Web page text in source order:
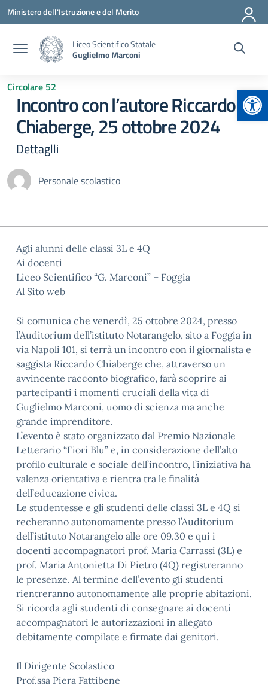
Vai ai contenuti
Vai al menu di navigazione
Vai al footer
Ministero dell'Istruzione e del Merito
Liceo Scientifico Statale
Guglielmo Marconi
Circolare 52
Incontro con l’autore Riccardo
Chiaberge, 25 ottobre 2024
Dettaglli
Personale scolastico
Agli alunni delle classi 3L e 4Q
Ai docenti
Liceo Scientifico “G. Marconi” – Foggia
Al Sito web
Si comunica che venerdì, 25 ottobre 2024, presso
l’Auditorium dell’istituto Notarangelo, sito a Foggia in
via Napoli 101, si terrà un incontro con il giornalista e
saggista Riccardo Chiaberge che, attraverso un
avvincente racconto biografico, farà scoprire ai
partecipanti i momenti cruciali della vita di
Guglielmo Marconi, uomo di scienza ma anche
grande imprenditore.
L’evento è stato organizzato dal Premio Nazionale
Letterario “Fiori Blu” e, in considerazione dell’alto
profilo culturale e sociale dell’incontro, l’iniziativa ha
valenza orientativa e rientra tra le finalità
dell’educazione civica.
Le studentesse e gli studenti delle classi 3L e 4Q si
recheranno autonomamente presso l’Auditorium
dell’istituto Notarangelo alle ore 09.30 e qui i
docenti accompagnatori prof. Maria Carrassi (3L) e
prof. Maria Antonietta Di Pietro (4Q) registreranno
le presenze. Al termine dell’evento gli studenti
rientreranno autonomamente alle proprie abitazioni.
Si ricorda agli studenti di consegnare ai docenti
accompagnatori le autorizzazioni in allegato
debitamente compilate e firmate dai genitori.
Il Dirigente Scolastico
Prof.ssa Piera Fattibene